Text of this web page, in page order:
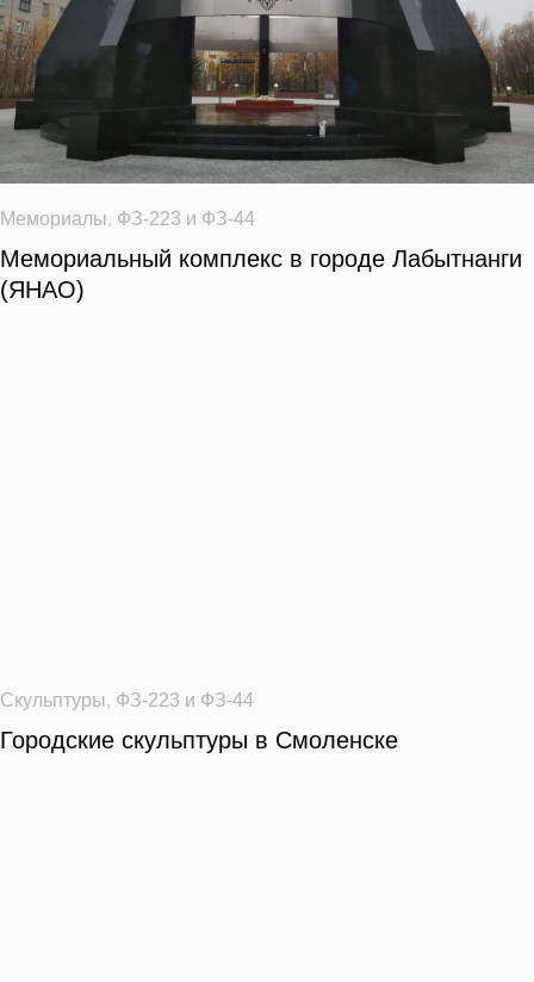
Мемориалы, ФЗ-223 и ФЗ-44
Мемориальный комплекс в городе Лабытнанги
(ЯНАО)
Скульптуры, ФЗ-223 и ФЗ-44
Городские скульптуры в Смоленске